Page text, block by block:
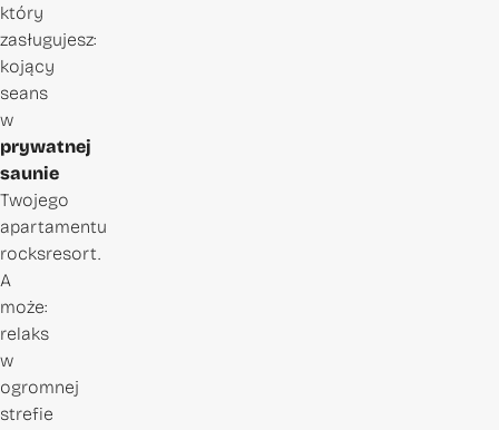
który
zasługujesz:
kojący
seans
w
prywatnej
saunie
Twojego
apartamentu
rocksresort.
A
może:
relaks
w
ogromnej
strefie